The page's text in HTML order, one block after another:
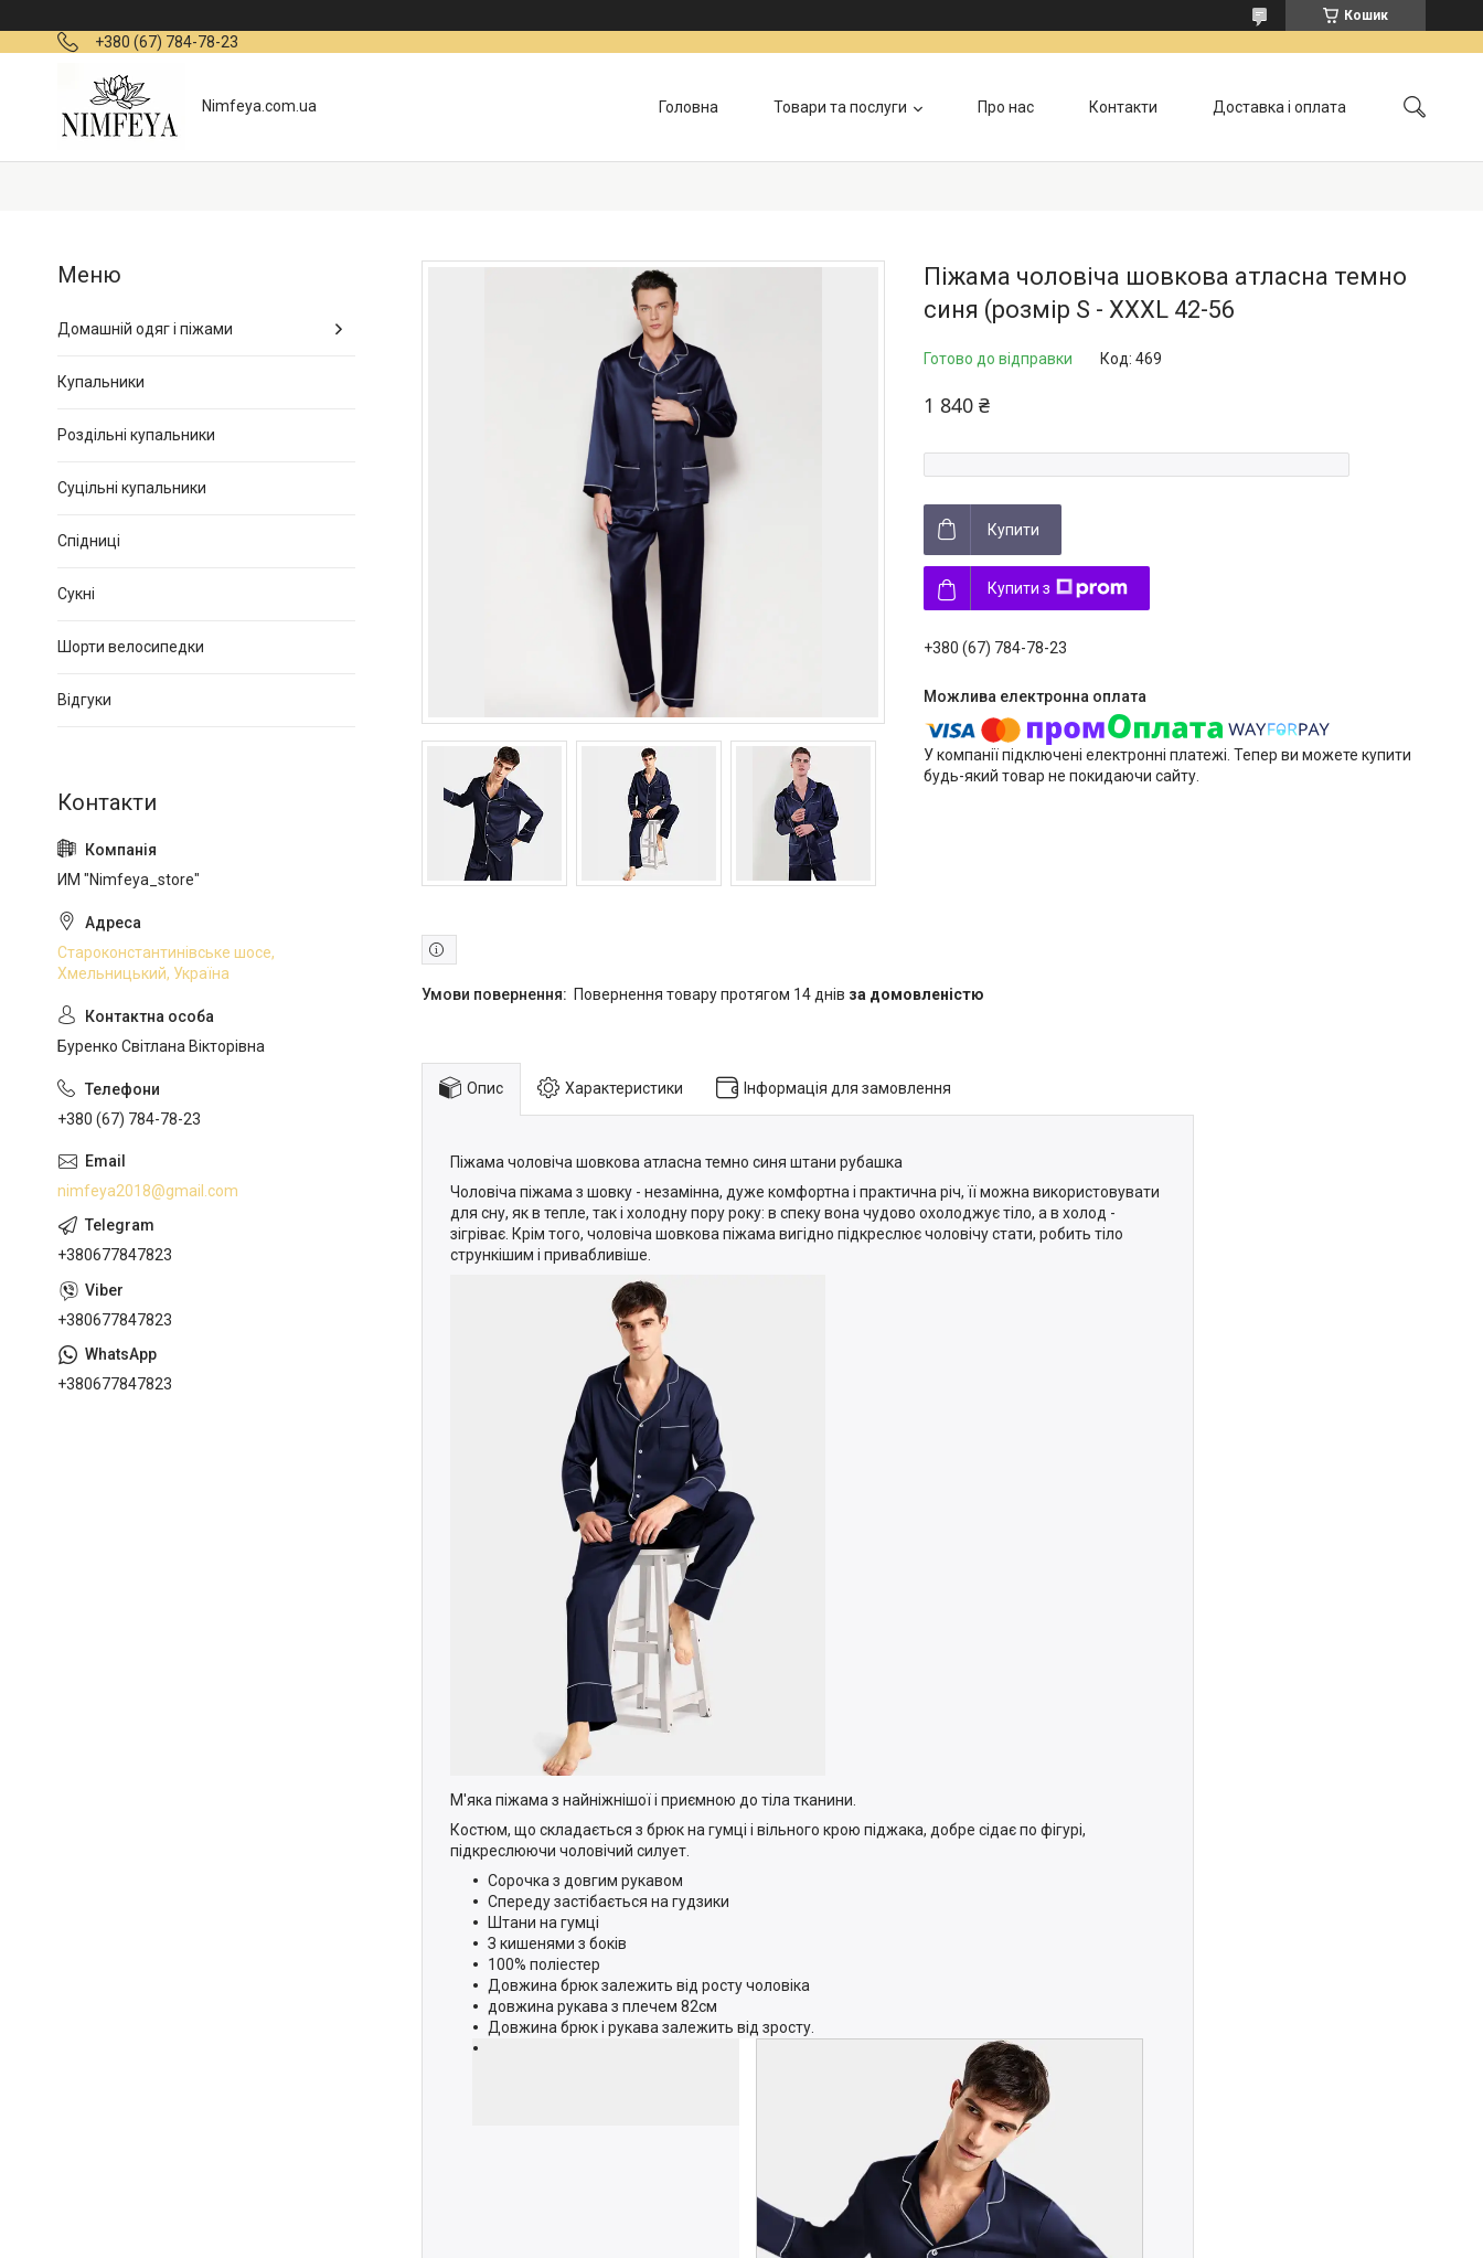
Кошик
+380 (67) 784-78-23
Nimfeya.com.ua Головна Товари та послуги Про нас Контакти Доставка і оплата
Піжама чоловіча шовкова атласна темно
синя (розмір S - XXXL 42-56
Готово до відправки Код: 469
1 840 ₴
Купити
Купити з
+380 (67) 784-78-23
У компанії підключені електронні платежі. Тепер ви можете купити
будь-який товар не покидаючи сайту.
повернення товару протягом 14 днів за домовленістю
Опис Характеристики Інформація для замовлення
Піжама чоловіча шовкова атласна темно синя штани рубашка
Чоловіча піжама з шовку - незамінна, дуже комфортна і практична річ, її можна використовувати
для сну, як в тепле, так і холодну пору року: в спеку вона чудово охолоджує тіло, а в холод -
зігріває. Крім того, чоловіча шовкова піжама вигідно підкреслює чоловічу стати, робить тіло
стрункішим і привабливіше.
М'яка піжама з найніжнішої і приємною до тіла тканини.
Костюм, що складається з брюк на гумці і вільного крою піджака, добре сідає по фігурі,
підкреслюючи чоловічий силует.
Сорочка з довгим рукавом
Спереду застібається на гудзики
Штани на гумці
З кишенями з боків
100% поліестер
Довжина брюк залежить від росту чоловіка
довжина рукава з плечем 82см
Довжина брюк і рукава залежить від зросту.
Домашній одяг і піжами
Купальники
Роздільні купальники
Суцільні купальники
Спідниці
Сукні
Шорти велосипедки
Відгуки
ИМ "Nimfeya_store"
Староконстантинівське шосе,
Хмельницький, Україна
Буренко Світлана Вікторівна
+380 (67) 784-78-23
nimfeya2018@gmail.com
+380677847823
+380677847823
+380677847823